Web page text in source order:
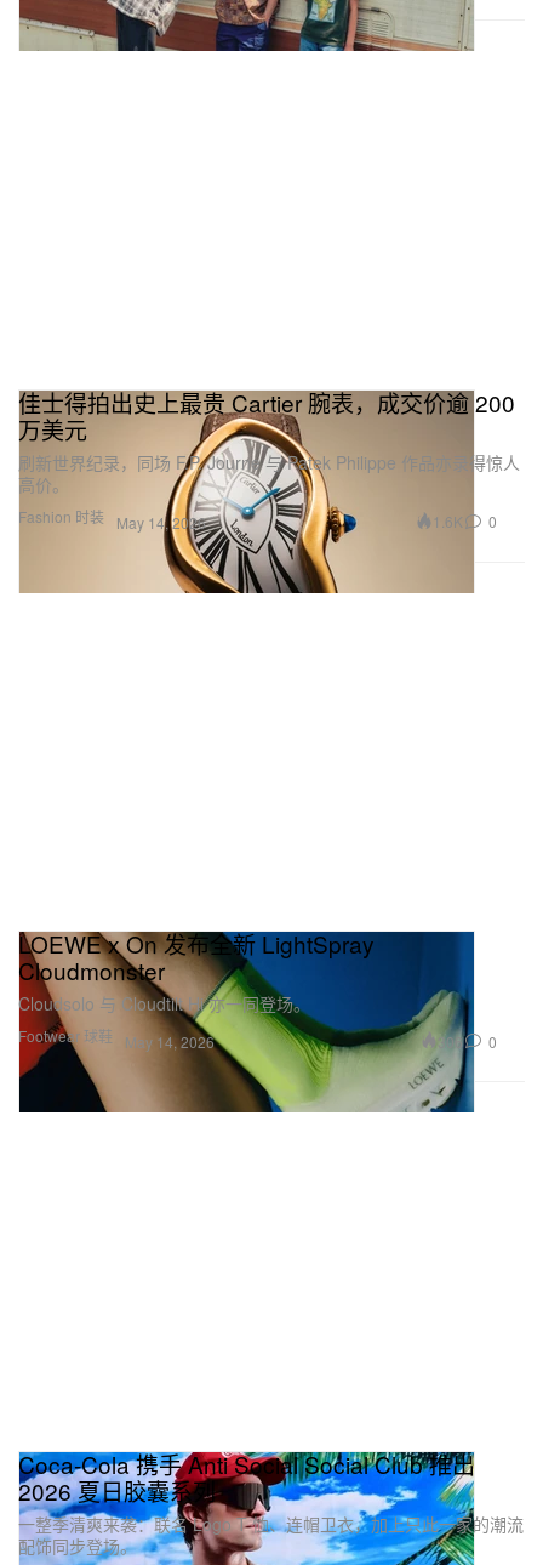
Fashion 时装
佳士得拍出史上最贵 Cartier 腕表，成交价逾 200
万美元
刷新世界纪录，同场 F.P. Journe 与 Patek Philippe 作品亦录得惊人
高价。
May 14, 2026 1.6K 0
Footwear 球鞋
LOEWE x On 发布全新 LightSpray
Cloudmonster
Cloudsolo 与 Cloudtilt Hi 亦一同登场。
May 14, 2026 306 0
Coca‑Cola 携手 Anti Social Social Club 推出
2026 夏日胶囊系列
一整季清爽来袭：联名 Logo T 恤、连帽卫衣，加上只此一家的潮流
配饰同步登场。